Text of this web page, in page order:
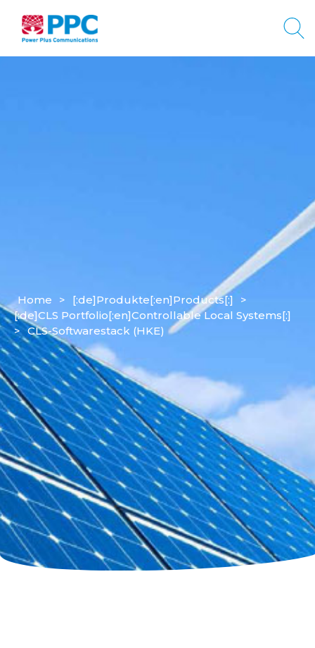
Home > [:de]Produkte[:en]Products[:]
>
[:de]CLS Portfolio[:en]Controllable Local Systems[:]
> CLS-Softwarestack (HKE)